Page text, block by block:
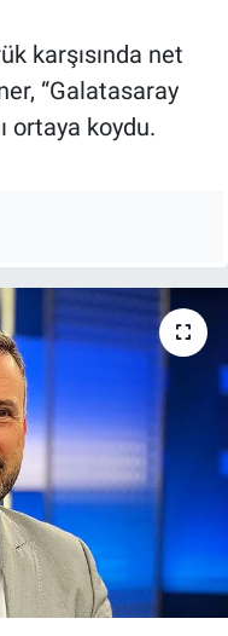
karşısında net
“Galatasaray
ortaya koydu.